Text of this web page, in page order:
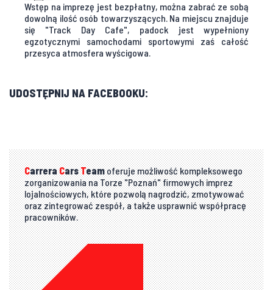
Wstęp na imprezę jest bezpłatny, można zabrać ze sobą
dowolną ilość osób towarzyszących. Na miejscu znajduje
się "Track Day Cafe", padock jest wypełniony
egzotycznymi samochodami sportowymi zaś całość
przesyca atmosfera wyścigowa.
UDOSTĘPNIJ NA FACEBOOKU:
CarreraCarsTeamoferuje możliwość kompleksowego
zorganizowania na Torze "Poznań" firmowych imprez
lojalnościowych, które pozwolą nagrodzić, zmotywować
oraz zintegrować zespół, a także usprawnić współpracę
pracowników.